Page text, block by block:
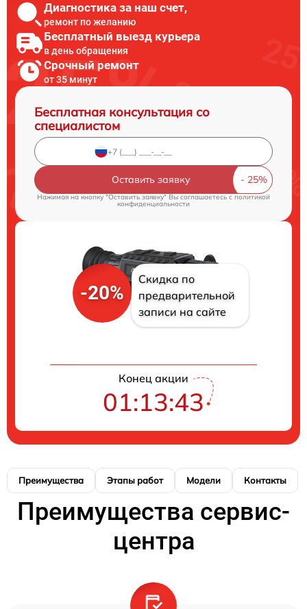
Диагностика за наш счет,
ремонт по желанию
Бесплатный выезд курьера
в день обращения
Срочный ремонт
от 35 минут
Бесплатная консультация со
специалистом
Оставить заявку
Нажимая на кнопку "Оставить заявку" Вы соглашаетесь c политикой
конфиденциальности
-20%
Скидка по
предварительной
записи на сайте
Конец акции
01:13:42
Преимущества Этапы работ Модели Контакты
Преимущества сервис-
центра